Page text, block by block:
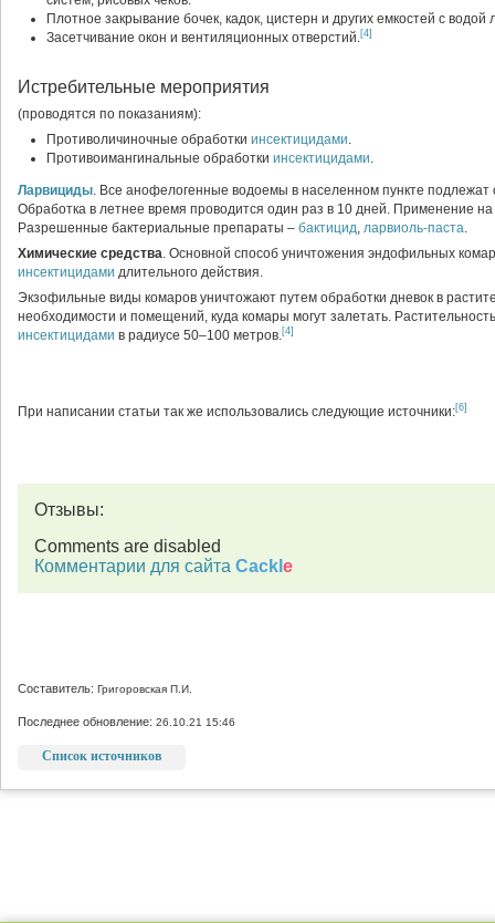
Плотное закрывание бочек, кадок, цистерн и других емкостей с водой
Засетчивание окон и вентиляционных отверстий.[4]
Истребительные мероприятия
(проводятся по показаниям):
Противоличиночные обработки инсектицидами.
Противоимангинальные обработки инсектицидами.
Ларвициды. Все анофелогенные водоемы в населенном пункте
Обработка в летнее время проводится один раз в 10 дней. Применение
Разрешенные бактериальные препараты – бактицид, ларвиоль-паста.
Химические средства. Основной способ уничтожения эндофильных
инсектицидами длительного действия.
Экзофильные виды комаров уничтожают путем обработки дневок в
необходимости и помещений, куда комары могут залетать.
инсектицидами в радиусе 50–100 метров.[4]
При написании статьи так же использовались следующие источники:[6]
Отзывы:
Comments are disabled
Комментарии для сайта Cackl e
Составитель: Григоровская П.И.
Последнее обновление: 26.10.21 15:46
Список источников